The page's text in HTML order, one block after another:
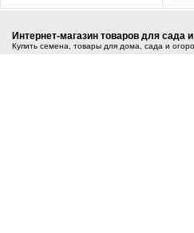
Интернет-магазин товаров для сада
Купить семена, товары для дома, сада и